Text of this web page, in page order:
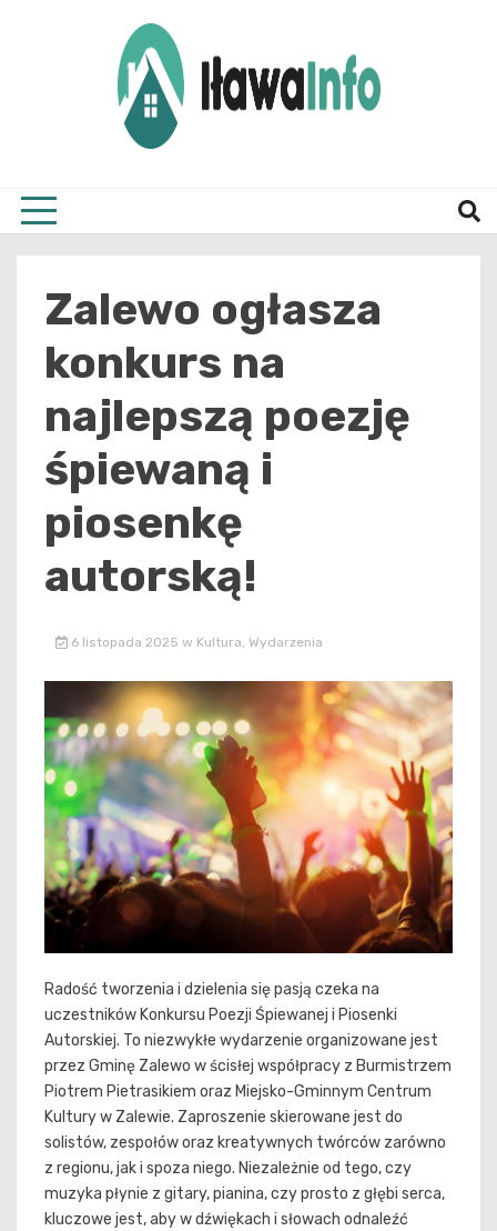
Zalewo ogłasza
konkurs na
najlepszą poezję
śpiewaną i
piosenkę
autorską!
6 listopada 2025 w Kultura, Wydarzenia
Radość tworzenia i dzielenia się pasją czeka na
uczestników Konkursu Poezji Śpiewanej i Piosenki
Autorskiej. To niezwykłe wydarzenie organizowane jest
przez Gminę Zalewo w ścisłej współpracy z Burmistrzem
Piotrem Pietrasikiem oraz Miejsko-Gminnym Centrum
Kultury w Zalewie. Zaproszenie skierowane jest do
solistów, zespołów oraz kreatywnych twórców zarówno
z regionu, jak i spoza niego. Niezależnie od tego, czy
muzyka płynie z gitary, pianina, czy prosto z głębi serca,
kluczowe jest, aby w dźwiękach i słowach odnaleźć